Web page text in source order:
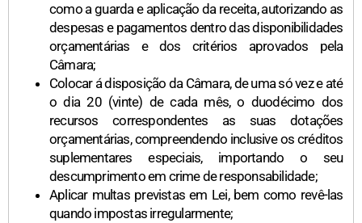
como a guarda e aplicação da receita, autorizando as
despesas e pagamentos dentro das disponibilidades
orçamentárias e dos critérios aprovados pela
Câmara;
Colocar á disposição da Câmara, de uma só vez e até
o dia 20 (vinte) de cada mês, o duodécimo dos
recursos correspondentes as suas dotações
orçamentárias, compreendendo inclusive os créditos
suplementares especiais, importando o seu
descumprimento em crime de responsabilidade;
Aplicar multas previstas em Lei, bem como revê-las
quando impostas irregularmente;